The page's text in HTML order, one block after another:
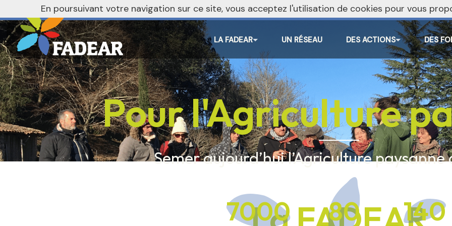
LA FADEAR UN RÉSEAU DES ACTIONS DES
Pour l'Agriculture
Semer aujourd’hui l’Agriculture
7000 80 140
En poursuivant votre navigation sur ce site, vous acceptez l'utilisation de cookies pour vous